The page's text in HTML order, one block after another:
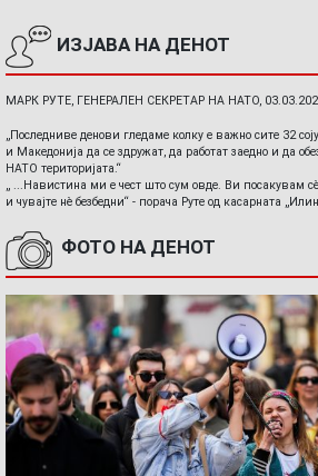
ИЗЈАВА НА ДЕНОТ
МАРК РУТЕ, ГЕНЕРАЛЕН СЕКРЕТАР НА НАТО,
„Последниве денови гледаме колку е важно сите 32
и Македонија да се здружат, да работат заедно и да
НАТО територијата.“
„ ...Навистина ми е чест што сум овде. Ви посакувам сè
и чувајте нè безбедни“ - порача Руте од касарната
ФОТО НА ДЕНОТ